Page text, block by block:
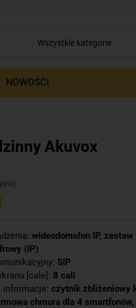
NOWOŚCI
Akuvox
wideodomofon IP, zestaw
(IP)
SIP
[cale]: 8 cali
informacje: czytnik zbliżeniowy
chmura dla 4 smartfonów,